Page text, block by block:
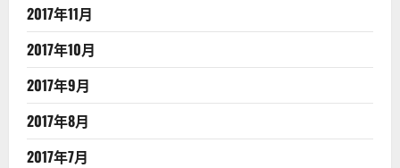
2017年11月
2017年10月
2017年9月
2017年8月
2017年7月